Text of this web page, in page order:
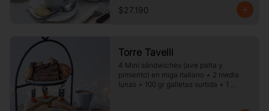
y dos café o té a elección
$27.190
Torre Tavelli
4 Mini sándwiches (ave palta y
pimiento) en miga italiano + 2 media
lunas + 100 gr galletas surtida + 1